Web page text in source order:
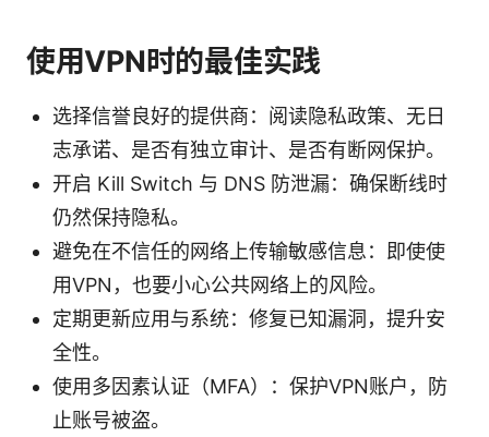
使用VPN时的最佳实践
选择信誉良好的提供商：阅读隐私政策、无日
志承诺、是否有独立审计、是否有断网保护。
开启 Kill Switch 与 DNS 防泄漏：确保断线时
仍然保持隐私。
避免在不信任的网络上传输敏感信息：即使使
用VPN，也要小心公共网络上的风险。
定期更新应用与系统：修复已知漏洞，提升安
全性。
使用多因素认证（MFA）：保护VPN账户，防
止账号被盗。